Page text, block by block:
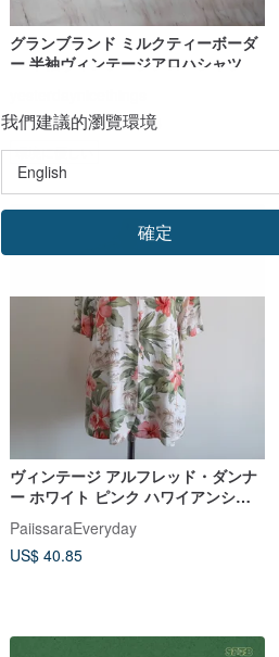
グランブランド ミルクティーボーダ
ー 半袖ヴィンテージアロハシャツ
US$ 20.01 US$ 22.23
環境に優しい
ヴィンテージ アルフレッド・ダンナ
ー ホワイト ピンク ハワイアンシャ
ツ ハイビスカスプリント ブラウス L
サイズ
PaiissaraEveryday
US$ 40.85
我們建議的瀏覽環境
確定